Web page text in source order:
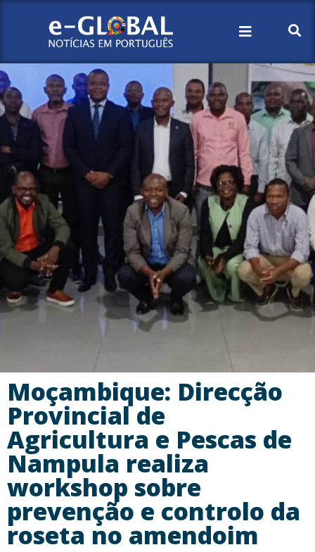
Moçambique: Direcção
Provincial de
Agricultura e Pescas de
Nampula realiza
workshop sobre
prevenção e controlo da
roseta no amendoim